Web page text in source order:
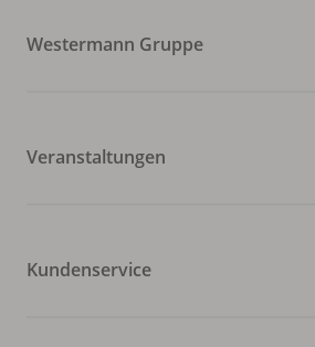
Westermann Gruppe
Veranstaltungen
Kundenservice